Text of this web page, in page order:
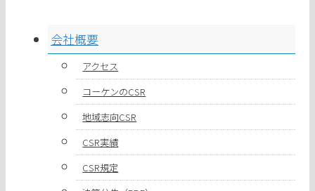
会社概要
アクセス
コーケンのCSR
地域志向CSR
CSR実績
CSR規定